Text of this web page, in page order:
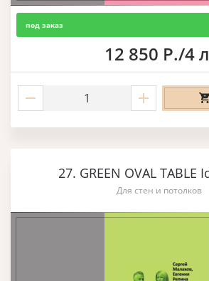
под заказ
12 850 Р./4
27. GREEN OVAL TABLE
Для стен и потолков